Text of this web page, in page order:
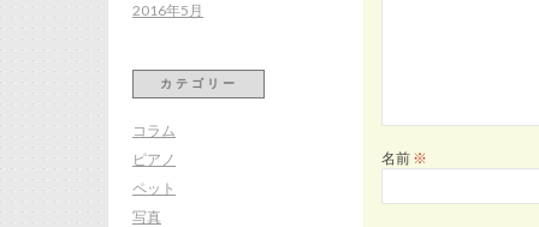
名前 ※
2016年5月
カテゴリー
コラム
ピアノ
ペット
写真